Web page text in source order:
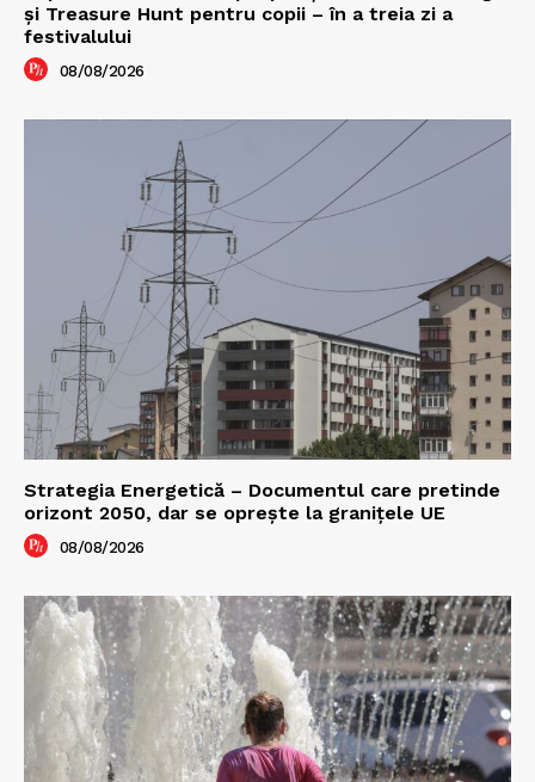
şi Treasure Hunt pentru copii – în a treia zi a
festivalului
08/08/2026
Strategia Energetică – Documentul care pretinde
orizont 2050, dar se oprește la granițele UE
08/08/2026